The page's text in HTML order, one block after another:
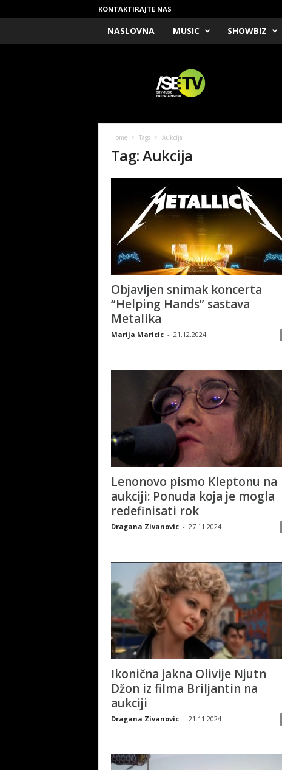
KONTAKTIRAJTE NAS
NASLOVNA MUSIC SHOWBIZ
Home Tags Aukcija
Tag: Aukcija
Objavljen snimak koncerta
“Helping Hands” sastava
Metalika
Marija Maricic - 21.12.2024
Lenonovo pismo Kleptonu na
aukciji: Ponuda koja je mogla
redefinisati rok
Dragana Zivanovic - 27.11.2024
Ikonična jakna Olivije Njutn
Džon iz filma Briljantin na
aukciji
Dragana Zivanovic - 21.11.2024